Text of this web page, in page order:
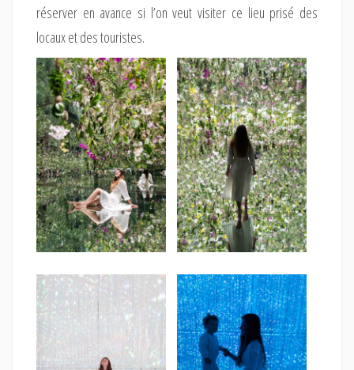
réserver en avance si l’on veut visiter ce lieu prisé des
locaux et des touristes.